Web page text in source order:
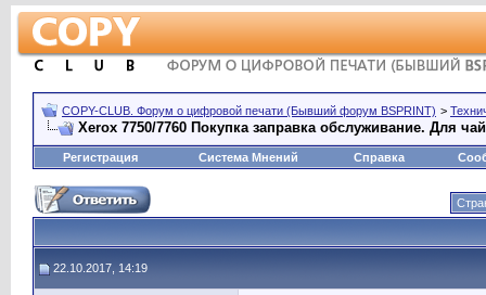
COPY-CLUB. Форум о цифровой печати (Бывший форум BSPRINT) >
Xerox 7750/7760 Покупка заправка обслуживание. Для
Регистрация Система Мнений Справка
22.10.2017, 14:19